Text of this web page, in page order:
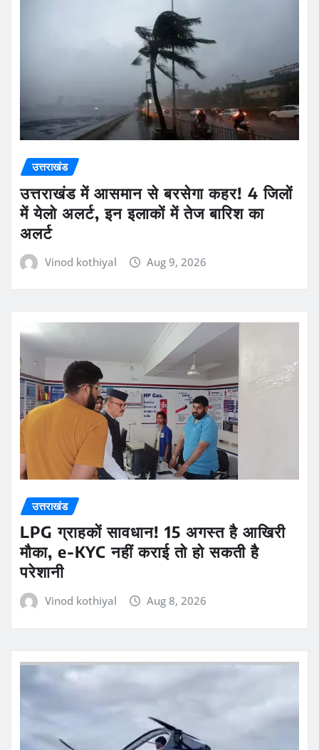
उत्तराखंड
उत्तराखंड में आसमान से बरसेगा कहर! 4 जिलों
में येलो अलर्ट, इन इलाकों में तेज बारिश का
अलर्ट
Vinod kothiyal Aug 9, 2026
उत्तराखंड
LPG ग्राहकों सावधान! 15 अगस्त है आखिरी
मौका, e-KYC नहीं कराई तो हो सकती है
परेशानी
Vinod kothiyal Aug 8, 2026